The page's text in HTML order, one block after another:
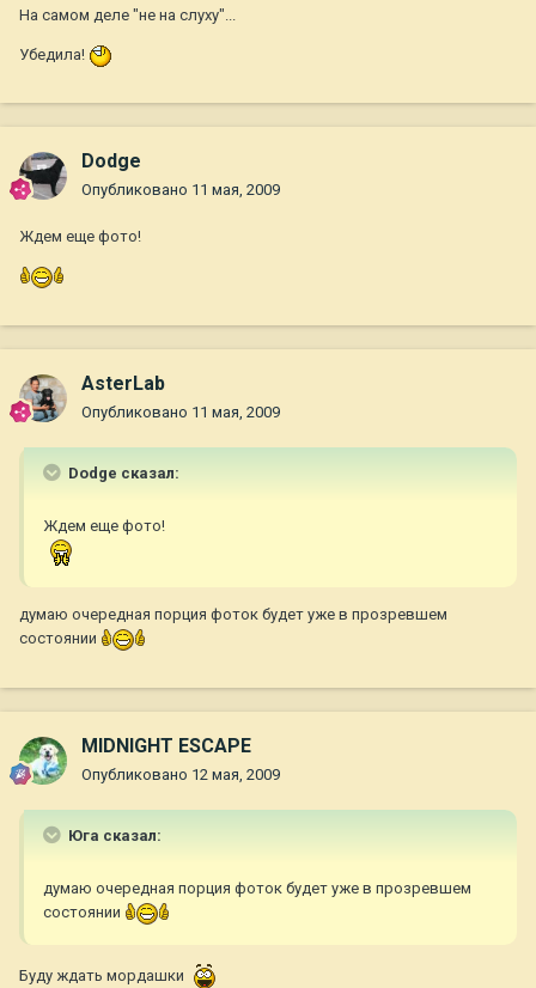
На самом деле "не на слуху"...
Убедила!
Dodge
Опубликовано 11 мая, 2009
Ждем еще фото!
AsterLab
Опубликовано 11 мая, 2009
Dodge сказал:
Ждем еще фото!
думаю очередная порция фоток будет уже в прозревшем
состоянии
MIDNIGHT ESCAPE
Опубликовано 12 мая, 2009
Юга сказал:
думаю очередная порция фоток будет уже в прозревшем
состоянии
Буду ждать мордашки